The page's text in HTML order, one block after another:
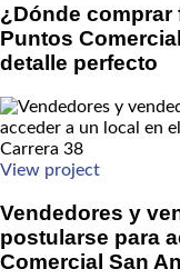
¿Dónde
Puntos
detalle perfecto
View project
Vendedores y
postularse para
Comercial San